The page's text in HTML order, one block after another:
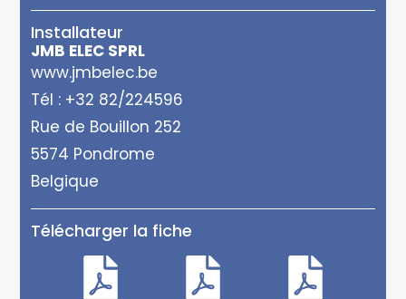
Installateur
JMB ELEC SPRL
www.jmbelec.be
Tél : +32 82/224596
Rue de Bouillon 252
5574 Pondrome
Belgique
Télécharger la fiche